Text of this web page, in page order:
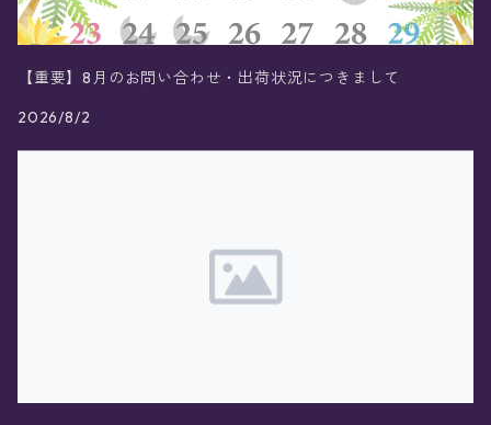
【重要】8月のお問い合わせ・出荷状況につきまして
2026/8/2